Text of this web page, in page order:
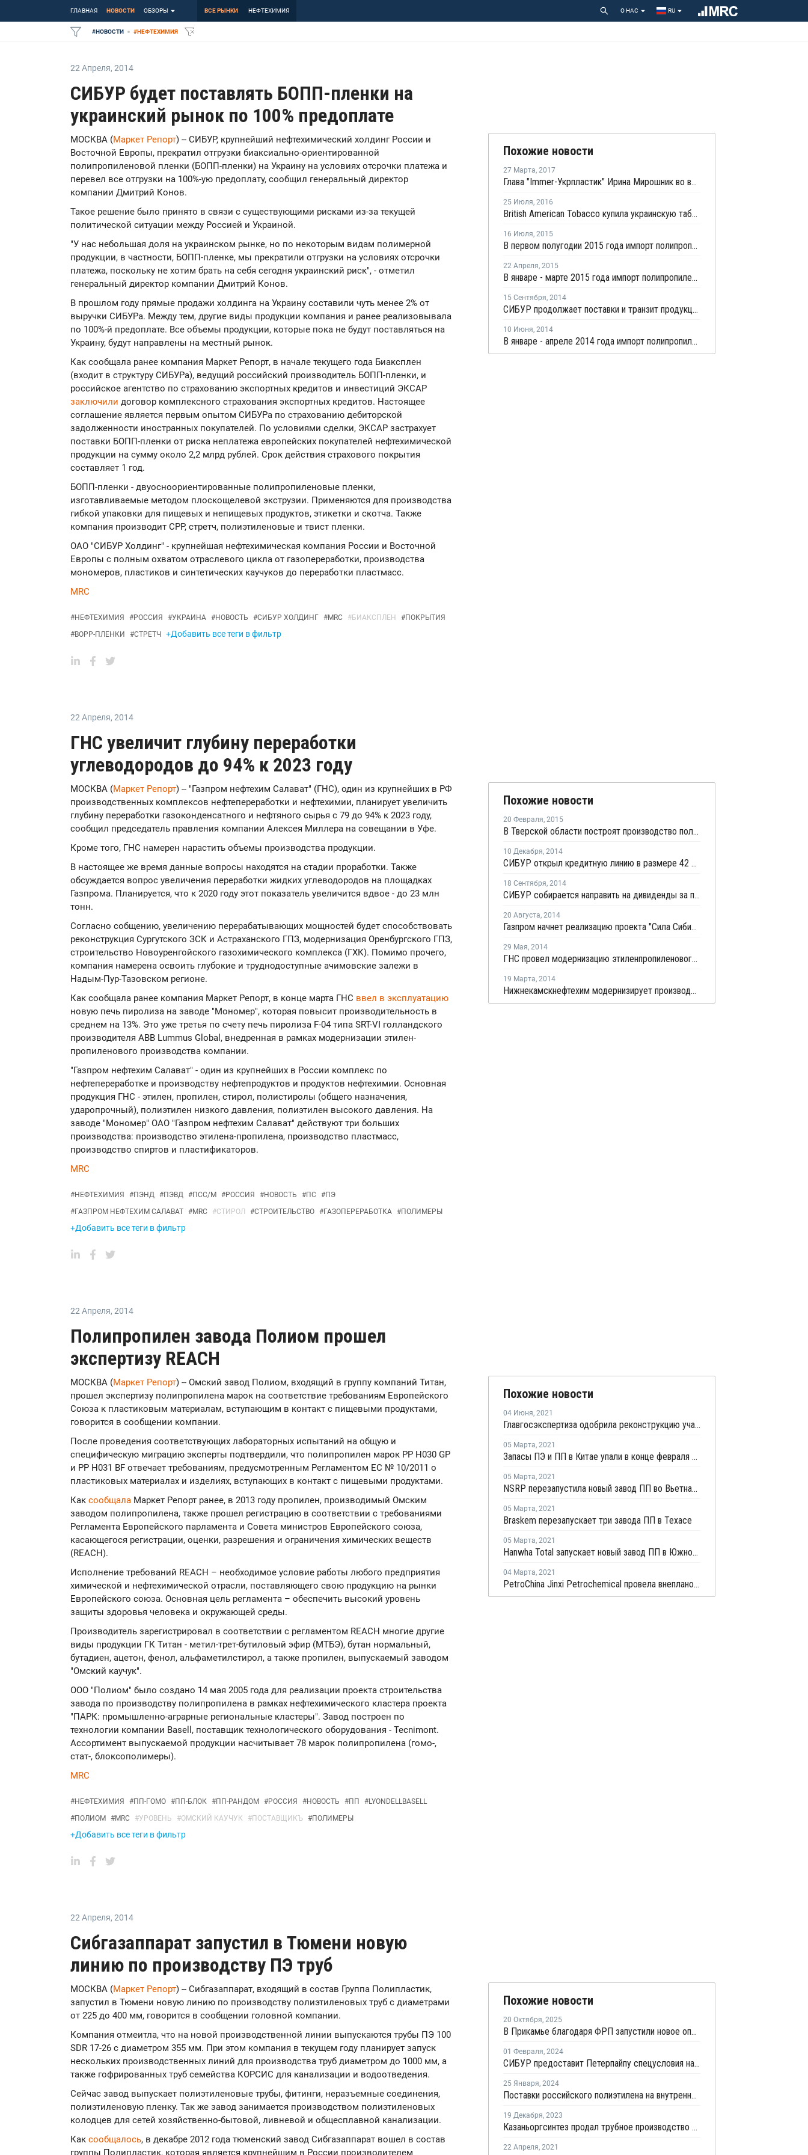
ГЛАВНАЯ НОВОСТИ ОБЗОРЫ ВСЕ РЫНКИ НЕФТЕХИМИЯ О НАС RU
#НОВОСТИ #НЕФТЕХИМИЯ
22 Апреля, 2014
СИБУР будет поставлять БОПП-пленки на
украинский рынок по 100% предоплате
МОСКВА (Маркет Репорт) -- СИБУР, крупнейший нефтехимический холдинг России и
Восточной Европы, прекратил отгрузки биаксиально-ориентированной
полипропиленовой пленки (БОПП-пленки) на Украину на условиях отсрочки платежа и
перевел все отгрузки на 100%-ую предоплату, сообщил генеральный директор
компании Дмитрий Конов.
Такое решение было принято в связи с существующими рисками из-за текущей
политической ситуации между Россией и Украиной.
"У нас небольшая доля на украинском рынке, но по некоторым видам полимерной
продукции, в частности, БОПП-пленке, мы прекратили отгрузки на условиях отсрочки
платежа, поскольку не хотим брать на себя сегодня украинский риск", - отметил
генеральный директор компании Дмитрий Конов.
В прошлом году прямые продажи холдинга на Украину составили чуть менее 2% от
выручки СИБУРа. Между тем, другие виды продукции компания и ранее реализовывала
по 100%-й предоплате. Все объемы продукции, которые пока не будут поставляться на
Украину, будут направлены на местный рынок.
Как сообщала ранее компания Маркет Репорт, в начале текущего года Биаксплен
(входит в структуру СИБУРа), ведущий российский производитель БОПП-пленки, и
российское агентство по страхованию экспортных кредитов и инвестиций ЭКСАР
заключили договор комплексного страхования экспортных кредитов. Настоящее
соглашение является первым опытом СИБУРа по страхованию дебиторской
задолженности иностранных покупателей. По условиями сделки, ЭКСАР застрахует
поставки БОПП-пленки от риска неплатежа европейских покупателей нефтехимической
продукции на сумму около 2,2 млрд рублей. Срок действия страхового покрытия
составляет 1 год.
БОПП-пленки - двуосноориентированные полипропиленовые пленки,
изготавливаемые методом плоскощелевой экструзии. Применяются для производства
гибкой упаковки для пищевых и непищевых продуктов, этикетки и скотча. Также
компания производит СРР, стретч, полиэтиленовые и твист пленки.
ОАО "СИБУР Холдинг" - крупнейшая нефтехимическая компания России и Восточной
Европы с полным охватом отраслевого цикла от газопереработки, производства
мономеров, пластиков и синтетических каучуков до переработки пластмасс.
MRC
#НЕФТЕХИМИЯ #РОССИЯ #УКРАИНА #НОВОСТЬ #СИБУР ХОЛДИНГ #MRC #БИАКСПЛЕН #ПОКРЫТИЯ
#BOPP-ПЛЕНКИ #СТРЕТЧ +Добавить все теги в фильтр
Похожие новости
27 Марта, 2017
Глава "Immer-Укрпластик" Ирина Мирошник во второй раз стала "Промышленником года"
25 Июля, 2016
British American Tobacco купила украинскую табачную фабрику "В.А.Т.-Прилуки"
16 Июля, 2015
В первом полугодии 2015 года импорт полипропилена в Украину сократился на 17%
22 Апреля, 2015
В январе - марте 2015 года импорт полипропилена в Украину сократился на 8%
15 Сентября, 2014
СИБУР продолжает поставки и транзит продукции через Украину
10 Июня, 2014
В январе - апреле 2014 года импорт полипропилена в Украину сократился на 31%
22 Апреля, 2014
ГНС увеличит глубину переработки
углеводородов до 94% к 2023 году
МОСКВА (Маркет Репорт) -- "Газпром нефтехим Салават" (ГНС), один из крупнейших в РФ
производственных комплексов нефтепереработки и нефтехимии, планирует увеличить
глубину переработки газоконденсатного и нефтяного сырья с 79 до 94% к 2023 году,
сообщил председатель правления компании Алексея Миллера на совещании в Уфе.
Кроме того, ГНС намерен нарастить объемы производства продукции.
В настоящее же время данные вопросы находятся на стадии проработки. Также
обсуждается вопрос увеличения переработки жидких углеводородов на площадках
Газпрома. Планируется, что к 2020 году этот показатель увеличится вдвое - до 23 млн
тонн.
Согласно собщению, увеличению перерабатывающих мощностей будет способствовать
реконструкция Сургутского ЗСК и Астраханского ГПЗ, модернизация Оренбургского ГПЗ,
строительство Новоуренгойского газохимического комплекса (ГХК). Помимо прочего,
компания намерена освоить глубокие и труднодоступные ачимовские залежи в
Надым-Пур-Тазовском регионе.
Как сообщала ранее компания Маркет Репорт, в конце марта ГНС ввел в эксплуатацию
новую печь пиролиза на заводе "Мономер", которая повысит производительность в
среднем на 13%. Это уже третья по счету печь пиролиза F-04 типа SRT-VI голландского
производителя ABB Lummus Global, внедренная в рамках модернизации этилен-
пропиленового производства компании.
"Газпром нефтехим Салават" - один из крупнейших в России комплекс по
нефтепереработке и производству нефтепродуктов и продуктов нефтехимии. Основная
продукция ГНС - этилен, пропилен, стирол, полистиролы (общего назначения,
ударопрочный), полиэтилен низкого давления, полиэтилен высокого давления. На
заводе "Мономер" ОАО "Газпром нефтехим Салават" действуют три больших
производства: производство этилена-пропилена, производство пластмасс,
производство спиртов и пластификаторов.
MRC
#НЕФТЕХИМИЯ #ПЭНД #ПЭВД #ПСС/М #РОССИЯ #НОВОСТЬ #ПС #ПЭ
#ГАЗПРОМ НЕФТЕХИМ САЛАВАТ #MRC #СТИРОЛ #СТРОИТЕЛЬСТВО #ГАЗОПЕРЕРАБОТКА #ПОЛИМЕРЫ
+Добавить все теги в фильтр
Похожие новости
20 Февраля, 2015
В Тверской области построят производство полиолефинов через четыре года
10 Декабря, 2014
СИБУР открыл кредитную линию в размере 42 млрд рублей
18 Сентября, 2014
СИБУР собирается направить на дивиденды за первое полугодие 7,7 млрд рублей
20 Августа, 2014
Газпром начнет реализацию проекта "Сила Сибири" 1 сентября
29 Мая, 2014
ГНС провел модернизацию этиленпропиленового комплекса
19 Марта, 2014
Нижнекамскнефтехим модернизирует производство дивинила и углеводородного сырья
22 Апреля, 2014
Полипропилен завода Полиом прошел
экспертизу REACH
МОСКВА (Маркет Pепорт) -- Омский завод Полиом, входящий в группу компаний Титан,
прошел экспертизу полипропилена марок на соответствие требованиям Европейского
Союза к пластиковым материалам, вступающим в контакт с пищевыми продуктами,
говорится в сообщении компании.
После проведения соответствующих лабораторных испытаний на общую и
специфическую миграцию эксперты подтвердили, что полипропилен марок РР H030 GP
и РР H031 BF отвечает требованиям, предусмотренным Регламентом ЕС № 10/2011 о
пластиковых материалах и изделиях, вступающих в контакт с пищевыми продуктами.
Как сообщала Маркет Репорт ранее, в 2013 году пропилен, производимый Омским
заводом полипропилена, также прошел регистрацию в соответствии с требованиями
Регламента Европейского парламента и Совета министров Европейского союза,
касающегося регистрации, оценки, разрешения и ограничения химических веществ
(REACH).
Исполнение требований REACH – необходимое условие работы любого предприятия
химической и нефтехимической отрасли, поставляющего свою продукцию на рынки
Европейского союза. Основная цель регламента – обеспечить высокий уровень
защиты здоровья человека и окружающей среды.
Производитель зарегистрировал в соответствии с регламентом REACH многие другие
виды продукции ГК Титан - метил-трет-бутиловый эфир (МТБЭ), бутан нормальный,
бутадиен, ацетон, фенол, альфаметилстирол, а также пропилен, выпускаемый заводом
"Омский каучук".
ООО "Полиом" было создано 14 мая 2005 года для реализации проекта строительства
завода по производству полипропилена в рамках нефтехимического кластера проекта
"ПАРК: промышленно-аграрные региональные кластеры". Завод построен по
технологии компании Basell, поставщик технологического оборудования - Tecnimont.
Ассортимент выпускаемой продукции насчитывает 78 марок полипропилена (гомо-,
стат-, блоксополимеры).
MRC
#НЕФТЕХИМИЯ #ПП-ГОМО #ПП-БЛОК #ПП-РАНДОМ #РОССИЯ #НОВОСТЬ #ПП #LYONDELLBASELL
#ПОЛИОМ #MRC #УРОВЕНЬ #ОМСКИЙ КАУЧУК #ПОСТАВЩИКЪ #ПОЛИМЕРЫ
+Добавить все теги в фильтр
Похожие новости
04 Июня, 2021
Главгосэкспертиза одобрила реконструкцию участка переработки углеводородного сырья для полимеров на ЗапСибНефтехиме
05 Марта, 2021
Запасы ПЭ и ПП в Китае упали в конце февраля на 8,4%
05 Марта, 2021
NSRP перезапустила новый завод ПП во Вьетнаме после внепланового ремонта
05 Марта, 2021
Braskem перезапускает три завода ПП в Техасе
05 Марта, 2021
Hanwha Total запускает новый завод ПП в Южной Корее
04 Марта, 2021
PetroChina Jinxi Petrochemical провела внеплановую профилактику на заводе ПП в Ляонине
22 Апреля, 2014
Сибгазаппарат запустил в Тюмени новую
линию по производству ПЭ труб
МОСКВА (Маркет Репорт) -- Сибгазаппарат, входящий в состав Группа Полипластик,
запустил в Тюмени новую линию по производству полиэтиленовых труб с диаметрами
от 225 до 400 мм, говорится в сообщении головной компании.
Компания отмеитла, что на новой производственной линии выпускаются трубы ПЭ 100
SDR 17-26 с диаметром 355 мм. При этом компания в текущем году планирует запуск
нескольких производственных линий для производства труб диаметром до 1000 мм, а
также гофрированных труб семейства КОРСИС для канализации и водоотведения.
Сейчас завод выпускает полиэтиленовые трубы, фитинги, неразъемные соединения,
полиэтиленовую пленку. Так же завод занимается производством полиэтиленовых
колодцев для сетей хозяйственно-бытовой, ливневой и общесплавной канализации.
Как сообщалось, в декабре 2012 года тюменский завод Сибгазаппарат вошел в состав
группы Полипластик, которая является крупнейшим в России производителем
Похожие новости
20 Октября, 2025
В Прикамье благодаря ФРП запустили новое опытное производство труб из сшитого полиэтилена и фитингов
01 Февраля, 2024
СИБУР предоставит Петерпайпу спецусловия на поставку полиэтилена для труб
25 Января, 2024
Поставки российского полиэтилена на внутренний рынок превысили экспортные продажи
19 Декабря, 2023
Казаньоргсинтез продал трубное производство торгово-производственной компании РГК
22 Апреля, 2021